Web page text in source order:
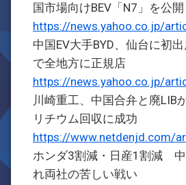
国市場向けBEV「N7」を公開
https://news.yahoo.co.jp/
中国EV大手BYD、仙台に初
で全地方に正規店
https://news.yahoo.co.jp/
川崎重工、中国合弁と廃LIB
リチウム回収に成功
https://www.netdenjd.com/
ホンダ3割減・日産1割減 中
れ両社の苦しい戦い